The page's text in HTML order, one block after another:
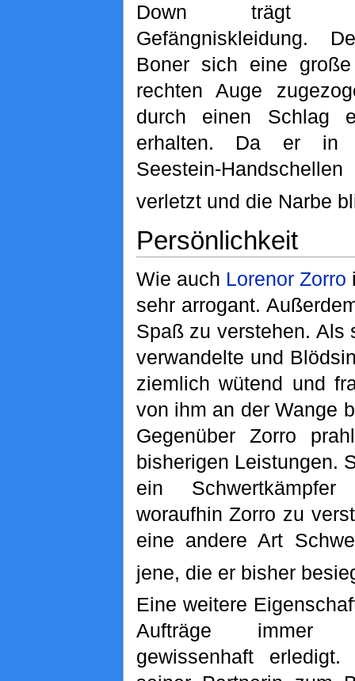
Down trägt
Gefängniskleidung.
Boner sich eine
rechten Auge
durch einen Schlag
erhalten. Da er in
Seestein-
verletzt und die Narbe
Persönlichkeit
Wie auch Lorenor Zorro
sehr arrogant.
Spaß zu verstehen. Als
verwandelte und
ziemlich wütend und
von ihm an der Wange
Gegenüber Zorro
bisherigen Leistungen.
ein
woraufhin Zorro zu
eine andere Art
jene, die er bisher
Eine weitere
Aufträge immer
gewissenhaft